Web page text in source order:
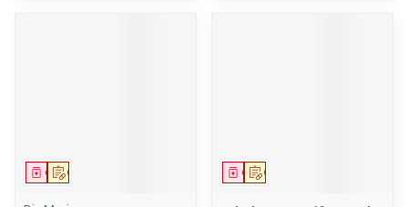
Op voorschrift
Geneesmiddel Op voorschrift
Geneesmiddel